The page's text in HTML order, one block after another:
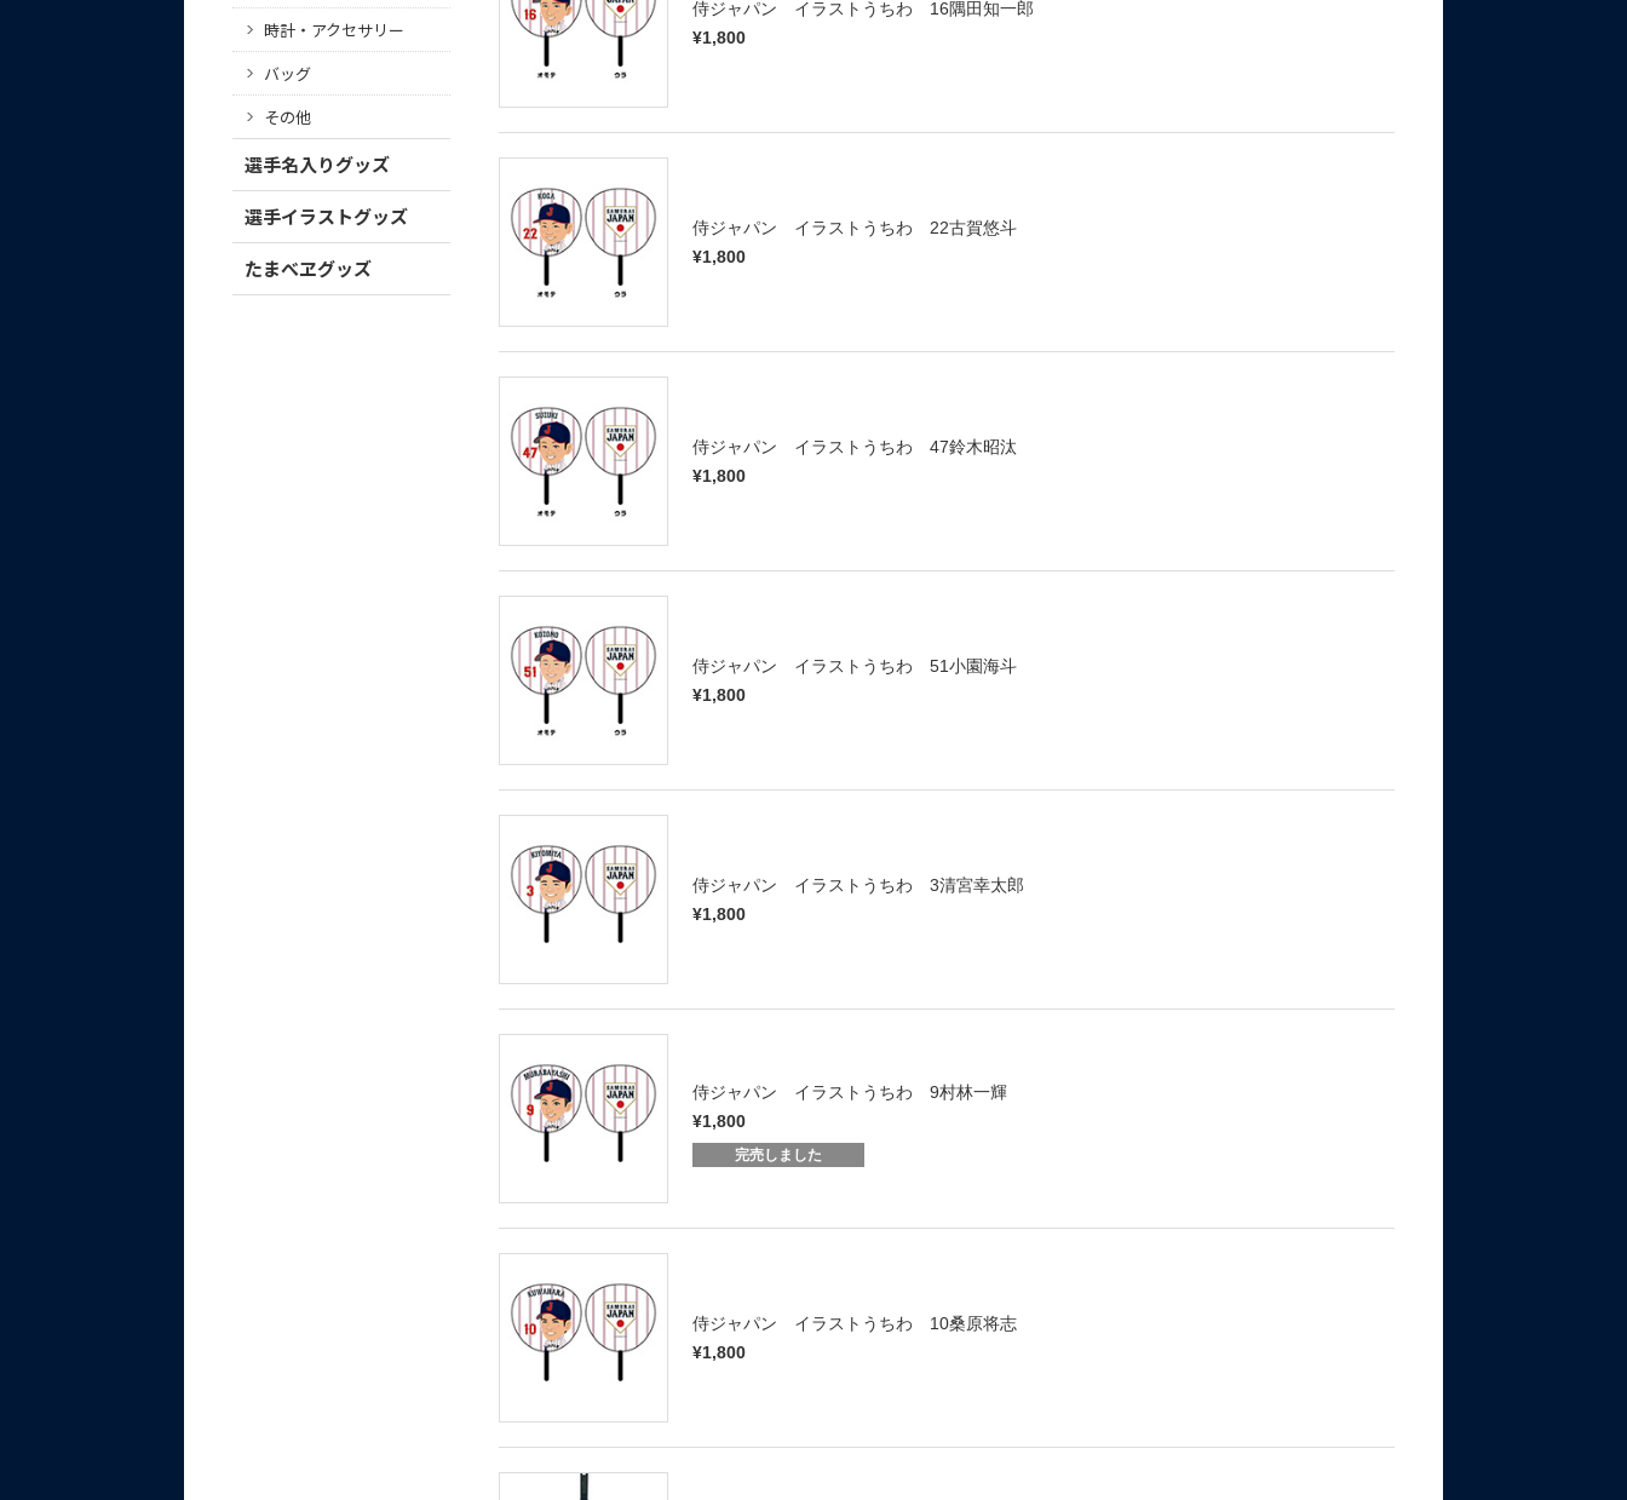
時計・アクセサリー
バッグ
その他
選手名入りグッズ
選手イラストグッズ
たまべヱグッズ
侍ジャパン イラストうちわ 16隅田知一郎
¥1,800
侍ジャパン イラストうちわ 22古賀悠斗
¥1,800
侍ジャパン イラストうちわ 47鈴木昭汰
¥1,800
侍ジャパン イラストうちわ 51小園海斗
¥1,800
侍ジャパン イラストうちわ 3清宮幸太郎
¥1,800
侍ジャパン イラストうちわ 9村林一輝
¥1,800
完売しました
侍ジャパン イラストうちわ 10桑原将志
¥1,800